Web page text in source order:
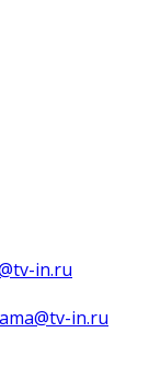
in.ru
in.ru